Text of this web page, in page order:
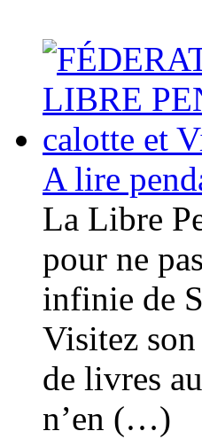
A lire
La Libre
pour ne
infinie de
Visitez
de livres
n’en (…)